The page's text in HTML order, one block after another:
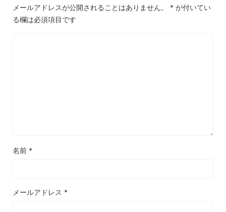
メールアドレスが公開されることはありません。 * が付いてい
る欄は必須項目です
名前 *
メールアドレス *